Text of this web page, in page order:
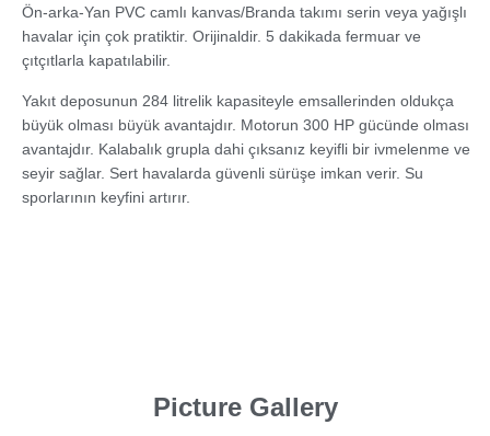
Ön-arka-Yan PVC camlı kanvas/Branda takımı serin veya yağışlı
havalar için çok pratiktir. Orijinaldir. 5 dakikada fermuar ve
çıtçıtlarla kapatılabilir.
Yakıt deposunun 284 litrelik kapasiteyle emsallerinden oldukça
büyük olması büyük avantajdır. Motorun 300 HP gücünde olması
avantajdır. Kalabalık grupla dahi çıksanız keyifli bir ivmelenme ve
seyir sağlar. Sert havalarda güvenli sürüşe imkan verir. Su
sporlarının keyfini artırır.
Picture Gallery